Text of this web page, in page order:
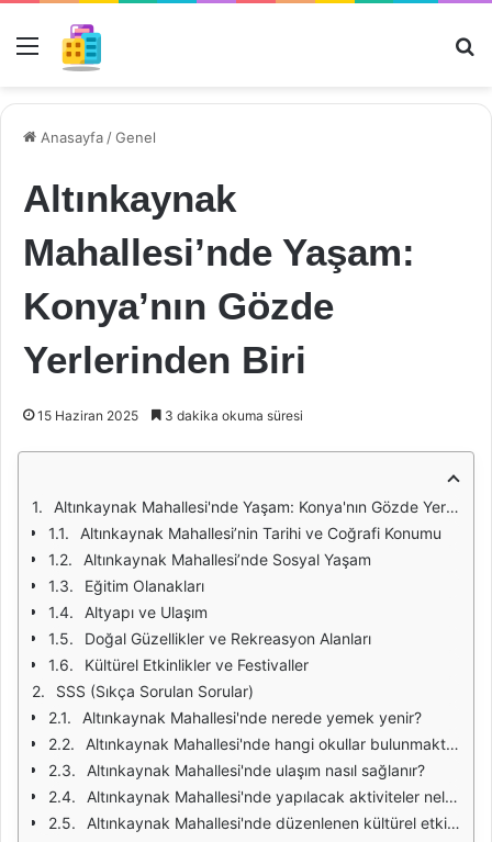
Menü
Anasayfa /Genel
Altınkaynak
Mahallesi’nde Yaşam:
Konya’nın Gözde
Yerlerinden Biri
15 Haziran 2025 3 dakika okuma süresi
Altınkaynak Mahallesi'nde Yaşam: Konya'nın Gözde Yerlerinden Biri
Altınkaynak Mahallesi’nin Tarihi ve Coğrafi Konumu
Altınkaynak Mahallesi’nde Sosyal Yaşam
Eğitim Olanakları
Altyapı ve Ulaşım
Doğal Güzellikler ve Rekreasyon Alanları
Kültürel Etkinlikler ve Festivaller
SSS (Sıkça Sorulan Sorular)
Altınkaynak Mahallesi'nde nerede yemek yenir?
Altınkaynak Mahallesi'nde hangi okullar bulunmaktadır?
Altınkaynak Mahallesi'nde ulaşım nasıl sağlanır?
Altınkaynak Mahallesi'nde yapılacak aktiviteler nelerdir?
Altınkaynak Mahallesi'nde düzenlenen kültürel etkinlikler nelerdir?